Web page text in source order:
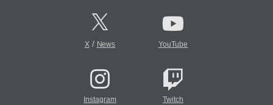
X/ News YouTube
Instagram Twitch